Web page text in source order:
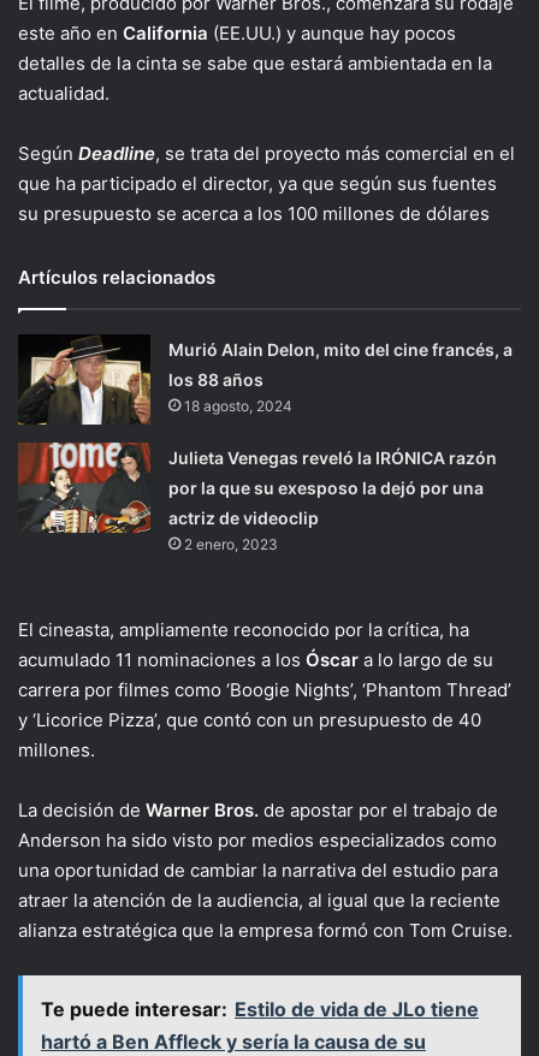
este año en California (EE.UU.) y aunque hay pocos
detalles de la cinta se sabe que estará ambientada en la
actualidad.
Según Deadline, se trata del proyecto más comercial en el
que ha participado el director, ya que según sus fuentes
su presupuesto se acerca a los 100 millones de dólares
Artículos relacionados
Murió Alain Delon, mito del cine francés, a
los 88 años
18 agosto, 2024
Julieta Venegas reveló la IRÓNICA razón
por la que su exesposo la dejó por una
actriz de videoclip
2 enero, 2023
El cineasta, ampliamente reconocido por la crítica, ha
acumulado 11 nominaciones a los Óscar a lo largo de su
carrera por filmes como ‘Boogie Nights’, ‘Phantom Thread’
y ‘Licorice Pizza’, que contó con un presupuesto de 40
millones.
La decisión de Warner Bros. de apostar por el trabajo de
Anderson ha sido visto por medios especializados como
una oportunidad de cambiar la narrativa del estudio para
atraer la atención de la audiencia, al igual que la reciente
alianza estratégica que la empresa formó con Tom Cruise.
Te puede interesar: Estilo de vida de JLo tiene
hartó a Ben Affleck y sería la causa de su